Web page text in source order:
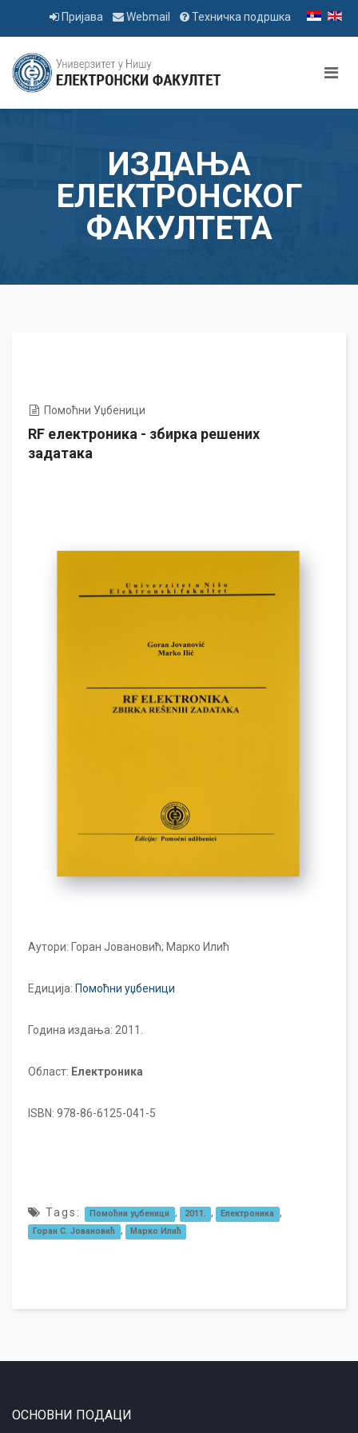
Пријава Webmail Техничка подршка
ИЗДАЊА
ЕЛЕКТРОНСКОГ
ФАКУЛТЕТА
Помоћни Уџбеници
RF електроника - збирка решених
задатака
Аутори: Горан Јовановић; Марко Илић
Едиција: Помоћни уџбеници
Година издања: 2011.
Област: Електроника
ISBN: 978-86-6125-041-5
Tags: Помоћни уџбеници , 2011. , Електроника ,
Горан С. Јовановић , Марко Илић
ОСНОВНИ ПОДАЦИ